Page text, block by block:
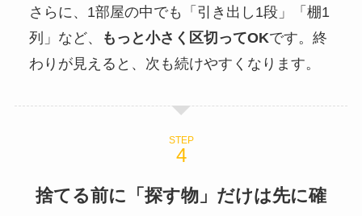
さらに、1部屋の中でも「引き出し1段」「棚1
列」など、
もっと小さく区切ってOKです。終
わりが見えると、次も続けやすくなります。
STEP
捨てる前に「探す物」だけは先に確